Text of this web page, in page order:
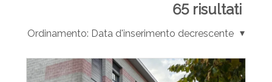
65risultati
Ordinamento: Data d'inserimento decrescente